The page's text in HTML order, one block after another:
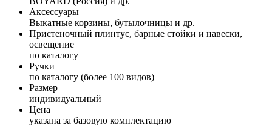
Аксессуары
Выкатные корзины, бутылочницы и др.
Пристеночный плинтус, барные стойки и навески,
освещение
по каталогу
Ручки
по каталогу (более 100 видов)
Размер
индивидуальный
Цена
указана за базовую комплектацию